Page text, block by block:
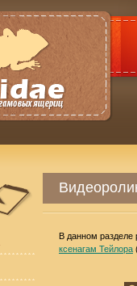
В данном разделе
ксенагам Тейлора